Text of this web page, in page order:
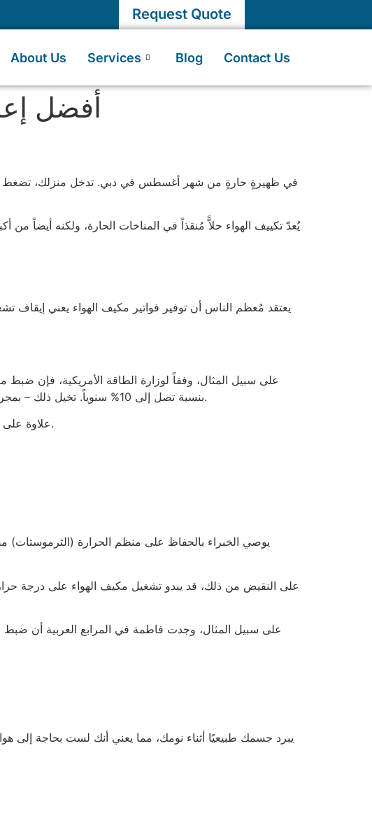
Request Quote
About Us Services Blog Contact Us
أفضل
في ظهيرةٍ حارةٍ من شهر أغسطس في دبي. تدخل منزلك، تضغط
يُعدّ تكييف الهواء حلاًّ مُنقذاً في المناخات الحارة، ولكنه أيضاً من
يعتقد مُعظم الناس أن توفير فواتير مكيف الهواء يعني إيقاف
على سبيل المثال، وفقاً لوزارة الطاقة الأمريكية، فإن
بنسبة تصل إلى 10% سنوياً. تخيل ذلك – بمجرد اختيار الرقم الصحيح لمنظم الحرارة (الثرموستات) الخاص بك، يمكنك توفير آلاف الدولارات مع مرور الوقت.
علاوة على ذلك، في مناطق مثل دبي أو أبو ظبي، حيث يعمل تكييف الهواء على مدار السنة تقريبًا، تتضاعف فرص التوفير.